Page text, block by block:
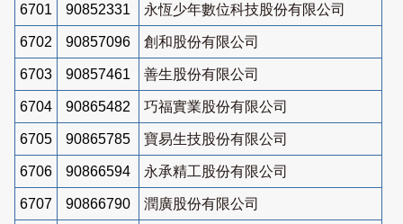
6701 90852331 永恆少年數位科技股份有限公司
6702 90857096 創和股份有限公司
6703 90857461 善生股份有限公司
6704 90865482 巧福實業股份有限公司
6705 90865785 寶易生技股份有限公司
6706 90866594 永承精工股份有限公司
6707 90866790 潤廣股份有限公司